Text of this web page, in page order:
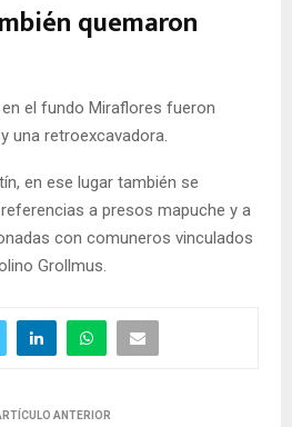
quemaron
el fundo Miraflores fueron
una retroexcavadora.
en ese lugar también se
a presos mapuche y a
con comuneros vinculados
Grollmus.
ANTERIOR